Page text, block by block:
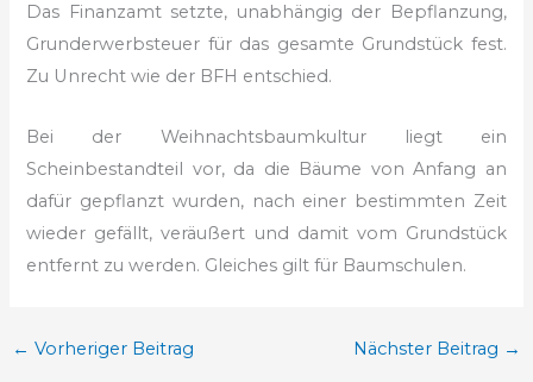
Das Finanzamt setzte, unabhängig der Bepflanzung,
Grunderwerbsteuer für das gesamte Grundstück fest.
Zu Unrecht wie der BFH entschied.
Bei der Weihnachtsbaumkultur liegt ein
Scheinbestandteil vor, da die Bäume von Anfang an
dafür gepflanzt wurden, nach einer bestimmten Zeit
wieder gefällt, veräußert und damit vom Grundstück
entfernt zu werden. Gleiches gilt für Baumschulen.
← Vorheriger Beitrag Nächster Beitrag →